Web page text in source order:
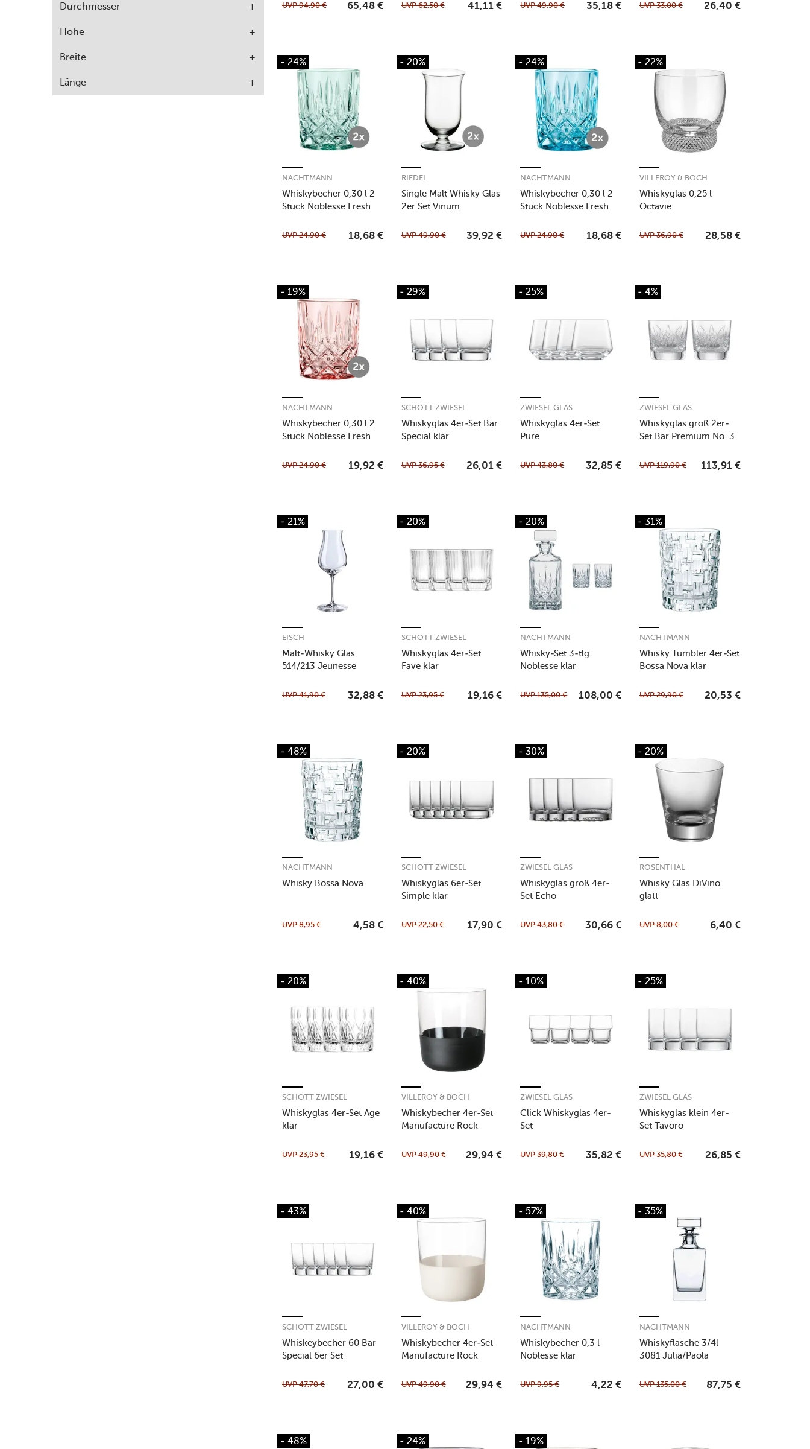
Durchmesser
Höhe
Breite
Länge
UVP94,90 € 65,48 € UVP62,50 € 41,11 € UVP49,90 € 35,18 € UVP33,00 € 26,40 €
- 24%
Whiskybecher 0,30 l 2
Stück Noblesse Fresh
NACHTMANN
UVP24,90 € 18,68 €
- 20%
Single Malt Whisky Glas
2er Set Vinum
RIEDEL
UVP49,90 € 39,92 €
- 24%
Whiskybecher 0,30 l 2
Stück Noblesse Fresh
NACHTMANN
UVP24,90 € 18,68 €
- 22%
Whiskyglas 0,25 l
Octavie
VILLEROY & BOCH
UVP36,90 € 28,58 €
- 19%
Whiskybecher 0,30 l 2
Stück Noblesse Fresh
NACHTMANN
UVP24,90 € 19,92 €
- 29%
Whiskyglas 4er-Set Bar
Special klar
SCHOTT ZWIESEL
UVP36,95 € 26,01 €
- 25%
Whiskyglas 4er-Set
Pure
ZWIESEL GLAS
UVP43,80 € 32,85 €
- 4%
Whiskyglas groß 2er-
Set Bar Premium No. 3
ZWIESEL GLAS
UVP119,90 € 113,91 €
- 21%
Malt-Whisky Glas
514/213 Jeunesse
EISCH
UVP41,90 € 32,88 €
- 20%
Whiskyglas 4er-Set
Fave klar
SCHOTT ZWIESEL
UVP23,95 € 19,16 €
- 20%
Whisky-Set 3-tlg.
Noblesse klar
NACHTMANN
UVP135,00 € 108,00 €
- 31%
Whisky Tumbler 4er-Set
Bossa Nova klar
NACHTMANN
UVP29,90 € 20,53 €
- 48%
Whisky Bossa Nova
NACHTMANN
UVP8,95 € 4,58 €
- 20%
Whiskyglas 6er-Set
Simple klar
SCHOTT ZWIESEL
UVP22,50 € 17,90 €
- 30%
Whiskyglas groß 4er-
Set Echo
ZWIESEL GLAS
UVP43,80 € 30,66 €
- 20%
Whisky Glas DiVino
glatt
ROSENTHAL
UVP8,00 € 6,40 €
- 20%
Whiskyglas 4er-Set Age
klar
SCHOTT ZWIESEL
UVP23,95 € 19,16 €
- 40%
Whiskybecher 4er-Set
Manufacture Rock
VILLEROY & BOCH
UVP49,90 € 29,94 €
- 10%
Click Whiskyglas 4er-
Set
ZWIESEL GLAS
UVP39,80 € 35,82 €
- 25%
Whiskyglas klein 4er-
Set Tavoro
ZWIESEL GLAS
UVP35,80 € 26,85 €
- 43%
Whiskeybecher 60 Bar
Special 6er Set
SCHOTT ZWIESEL
UVP47,70 € 27,00 €
- 40%
Whiskybecher 4er-Set
Manufacture Rock
VILLEROY & BOCH
UVP49,90 € 29,94 €
- 57%
Whiskybecher 0,3 l
Noblesse klar
NACHTMANN
UVP9,95 € 4,22 €
- 35%
Whiskyflasche 3/4l
3081 Julia/Paola
NACHTMANN
UVP135,00 € 87,75 €
- 48% - 24% - 19%